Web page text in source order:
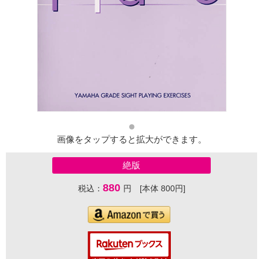
画像をタップすると拡大ができます。
絶版
税込： 880 円 [本体 800円]